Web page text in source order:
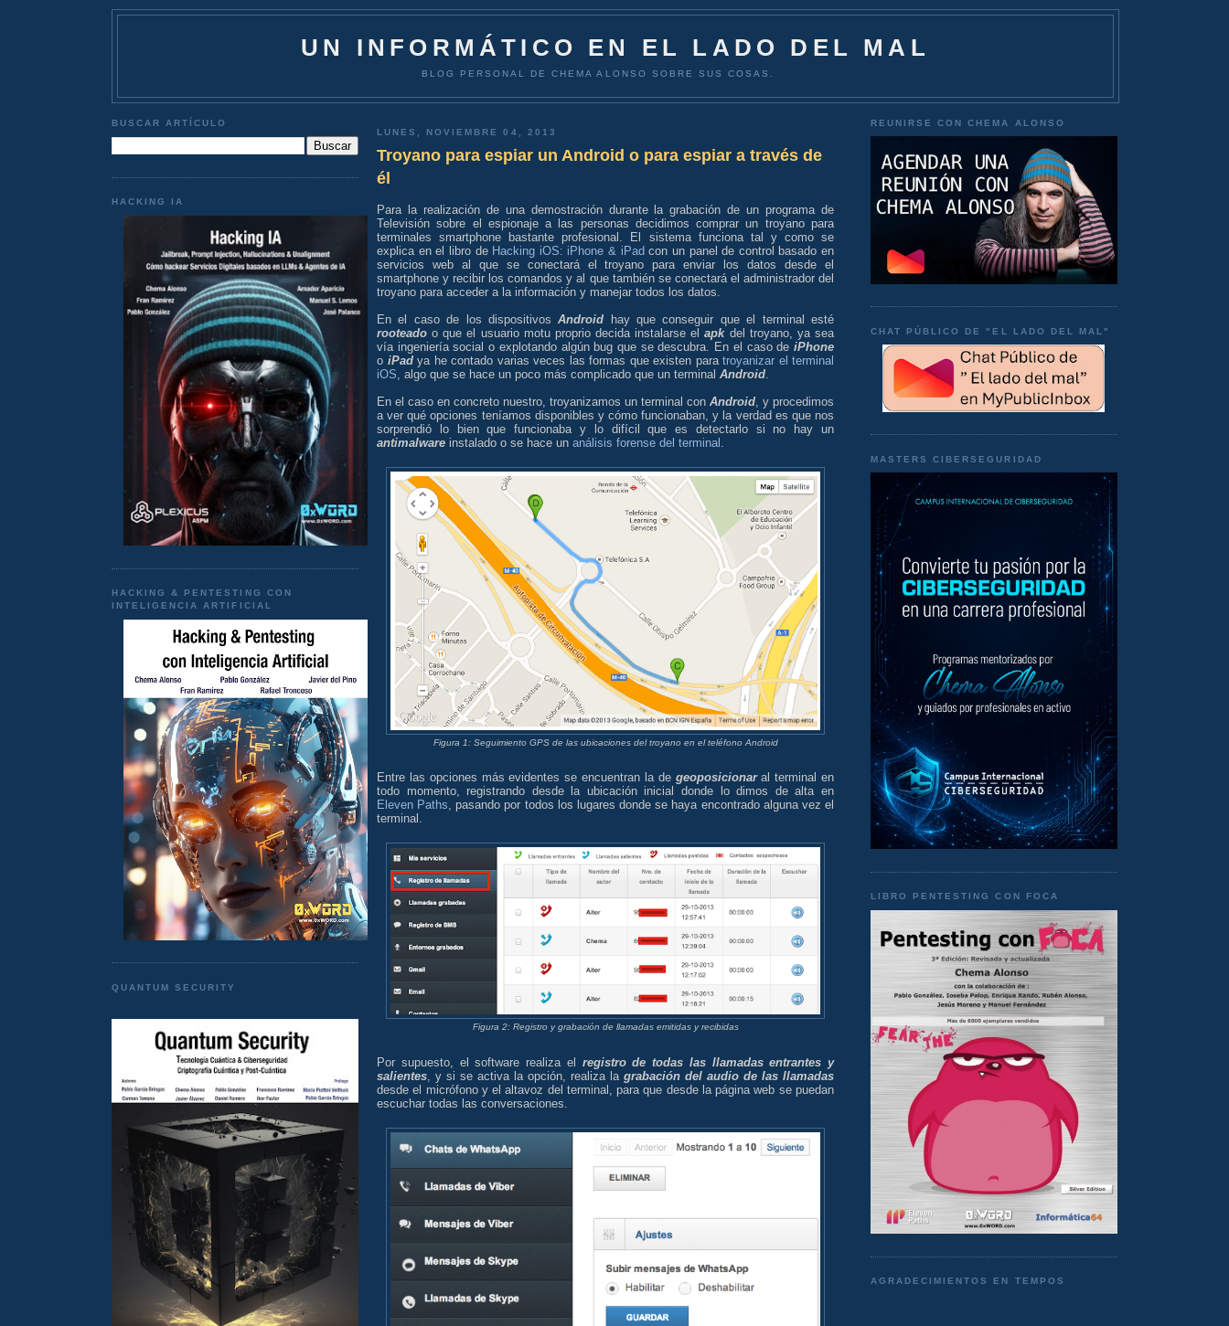
UN INFORMÁTICO EN EL LADO DEL MAL
BLOG PERSONAL DE CHEMA ALONSO SOBRE SUS COSAS.
BUSCAR ARTÍCULO
HACKING IA
HACKING & PENTESTING CON
INTELIGENCIA ARTIFICIAL
QUANTUM SECURITY
LUNES, NOVIEMBRE 04, 2013
Troyano para espiar un Android o para espiar a través de
él
Para la realización de una demostración durante la grabación de un programa de
Televisión sobre el espionaje a las personas decidimos comprar un troyano para
terminales smartphone bastante profesional. El sistema funciona tal y como se
explica en el libro de Hacking iOS: iPhone & iPad con un panel de control basado en
servicios web al que se conectará el troyano para enviar los datos desde el
smartphone y recibir los comandos y al que también se conectará el administrador del
troyano para acceder a la información y manejar todos los datos.
En el caso de los dispositivosAndroid hay que conseguir que el terminal esté
rooteado o que el usuario motu proprio decida instalarse elapkdel troyano, ya sea
vía ingeniería social o explotando algún bug que se descubra. En el caso de iPhone
o iPadya he contado varias veces las formas que existen para troyanizar el terminal
iOS , algo que se hace un poco más complicado que un terminal Android
En el caso en concreto nuestro, troyanizamos un terminal con Android , y procedimos
a ver qué opciones teníamos disponibles y cómo funcionaban, y la verdad es que nos
sorprendió lo bien que funcionaba y lo difícil que es detectarlo si no hay un
antimalware instalado o se hace un análisis forense del terminal
Figura 1: Seguimiento GPS de las ubicaciones del troyano en el teléfono Android
Entre las opciones más evidentes se encuentran la de geoposicionaral terminal en
todo momento, registrando desde la ubicación inicial donde lo dimos de alta en
Eleven Paths, pasando por todos los lugares donde se haya encontrado alguna vez el
terminal.
Figura 2: Registro y grabación de llamadas emitidas y recibidas
Por supuesto, el software realiza el registro de todas las llamadas entrantes y
salientes , y si se activa la opción, realiza la grabación del audio de las llamadas
desde el micrófono y el altavoz del terminal, para que desde la página web se puedan
escuchar todas las conversaciones.
REUNIRSE CON CHEMA ALONSO
CHAT PÚBLICO DE "EL LADO DEL MAL"
MASTERS CIBERSEGURIDAD
LIBRO PENTESTING CON FOCA
AGRADECIMIENTOS EN TEMPOS